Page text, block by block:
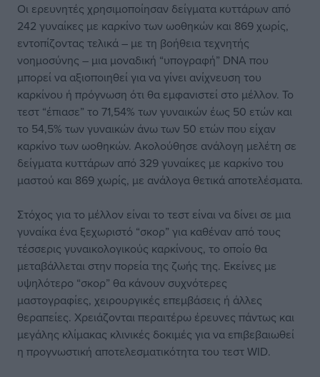
Οι ερευνητές χρησιμοποίησαν δείγματα κυττάρων από
242 γυναίκες με καρκίνο των ωοθηκών και 869 χωρίς,
εντοπίζοντας τελικά – με τη βοήθεια τεχνητής
νοημοσύνης – μια μοναδική “υπογραφή” DNA που
μπορεί να αξιοποιηθεί για να γίνει ανίχνευση του
καρκίνου ή πρόγνωση ότι θα εμφανιστεί στο μέλλον. Το
τεστ “έπιασε” το 71,54% των γυναικών έως 50 ετών και
το 54,5% των γυναικών άνω των 50 ετών που είχαν
καρκίνο των ωοθηκών. Ακολούθησε ανάλογη μελέτη σε
δείγματα κυττάρων από 329 γυναίκες με καρκίνο του
μαστού και 869 χωρίς, με ανάλογα θετικά αποτελέσματα.
Στόχος για το μέλλον είναι το τεστ είναι να δίνει σε μια
γυναίκα ένα ξεχωριστό “σκορ” για καθέναν από τους
τέσσερις γυναικολογικούς καρκίνους, το οποίο θα
μεταβάλλεται στην πορεία της ζωής της. Εκείνες με
υψηλότερο “σκορ” θα κάνουν συχνότερες
μαστογραφίες, χειρουργικές επεμβάσεις ή άλλες
θεραπείες. Χρειάζονται περαιτέρω έρευνες πάντως και
μεγάλης κλίμακας κλινικές δοκιμές για να επιβεβαιωθεί
η προγνωστική αποτελεσματικότητα του τεστ WID.